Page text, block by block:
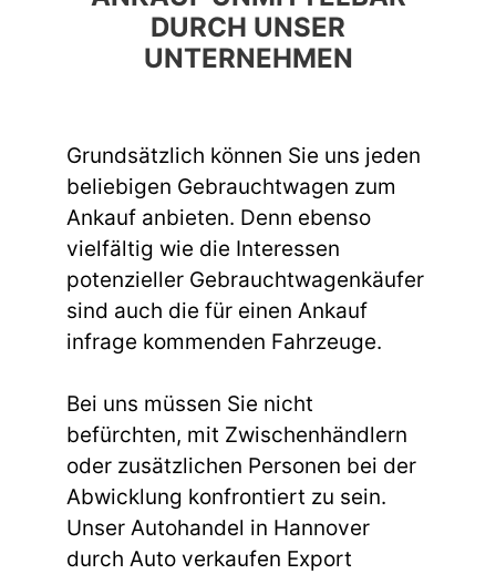
DURCH UNSER
UNTERNEHMEN
Grundsätzlich können Sie uns jeden
beliebigen Gebrauchtwagen zum
Ankauf anbieten. Denn ebenso
vielfältig wie die Interessen
potenzieller Gebrauchtwagenkäufer
sind auch die für einen Ankauf
infrage kommenden Fahrzeuge.
Bei uns müssen Sie nicht
befürchten, mit Zwischenhändlern
oder zusätzlichen Personen bei der
Abwicklung konfrontiert zu sein.
Unser Autohandel in Hannover
durch Auto verkaufen Export